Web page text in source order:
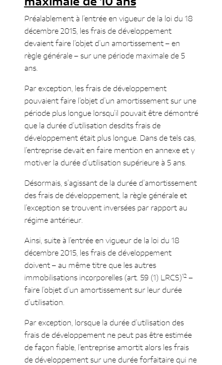
maximale de 10 ans
Préalablement à l’entrée en vigueur de la loi du 18
décembre 2015, les frais de développement
devaient faire l’objet d’un amortissement – en
règle générale – sur une période maximale de 5
ans.
Par exception, les frais de développement
pouvaient faire l’objet d’un amortissement sur une
période plus longue lorsqu’il pouvait être démontré
que la durée d’utilisation desdits frais de
développement était plus longue. Dans de tels cas,
l’entreprise devait en faire mention en annexe et y
motiver la durée d’utilisation supérieure à 5 ans.
Désormais, s’agissant de la durée d’amortissement
des frais de développement, la règle générale et
l’exception se trouvent inversées par rapport au
régime antérieur.
Ainsi, suite à l’entrée en vigueur de la loi du 18
décembre 2015, les frais de développement
doivent – au même titre que les autres
immobilisations incorporelles (art. 59 (1) LRCS)12–
faire l’objet d’un amortissement sur leur durée
d’utilisation.
Par exception, lorsque la durée d’utilisation des
frais de développement ne peut pas être estimée
de façon fiable, l’entreprise amortit alors les frais
de développement sur une durée forfaitaire qui ne